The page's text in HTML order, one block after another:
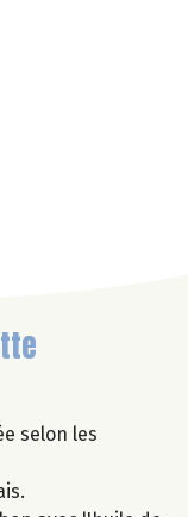
selon les